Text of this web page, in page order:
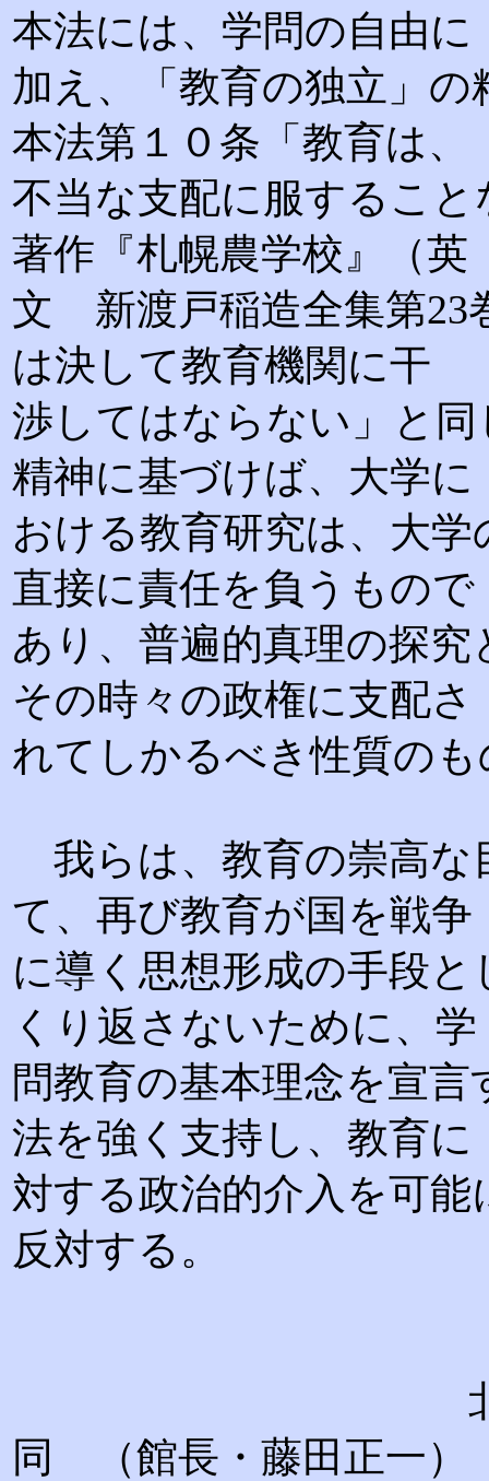
本法には、学問の自由に
加え、「教育の独立」
本法第１０条「教育は、
不当な支配に服するこ
著作『札幌農学校』（英
文 新渡戸稲造全集第23
は決して教育機関に干
渉してはならない」と
精神に基づけば、大学に
おける教育研究は、大
直接に責任を負うもので
あり、普遍的真理の探
その時々の政権に支配さ
れてしかるべき性質の
我らは、教育の崇高な
て、再び教育が国を戦争
に導く思想形成の手段
くり返さないために、学
問教育の基本理念を宣
法を強く支持し、教育に
対する政治的介入を可
反対する。
北海道大学
同 （館長・藤田正一）